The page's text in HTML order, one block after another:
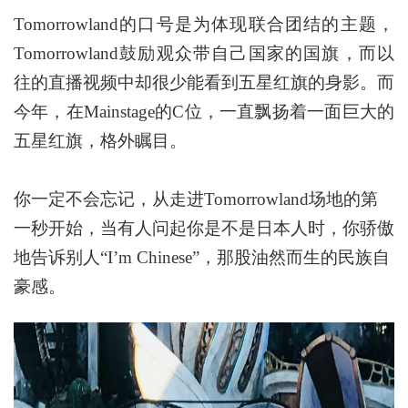
Tomorrowland的口号是为体现联合团结的主题，
Tomorrowland鼓励观众带自己国家的国旗 ，而以
往的直播视频中却很少能看到五星红旗的身影。而
今年，在Mainstage的C位，一直飘扬着一面巨大的
五星红旗，格外瞩目。
你一定不会忘记，从走进Tomorrowland场地的第
一秒开始，当有人问起你是不是日本人时，你骄傲
地告诉别人“I’m Chinese” ，那股油然而生的民族自
豪感。